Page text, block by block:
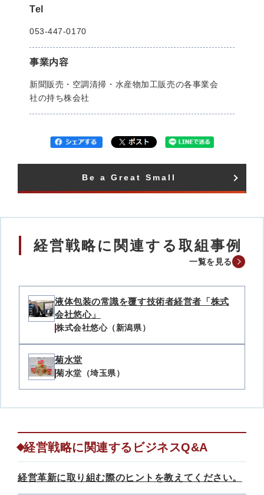
Tel
053-447-0170
事業内容
新聞販売・空調清掃・水産物加工販売の各事業会
社の持ち株会社
Be a Great Small​
経営戦略に関連する取組事例
一覧を見る
液体包装の常識を覆す技術者経営者「株式
会社悠心」
株式会社悠心（新潟県）
菊水堂
菊水堂（埼玉県）
経営戦略に関連するビジネスQ&A
経営革新に取り組む際のヒントを教えてください。